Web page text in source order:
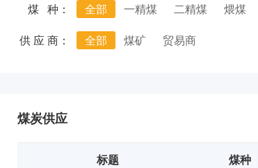
煤 种：
全部 一精煤 二精煤 煨煤
供 应 商：
全部 煤矿 贸易商
煤炭供应
标题 煤种